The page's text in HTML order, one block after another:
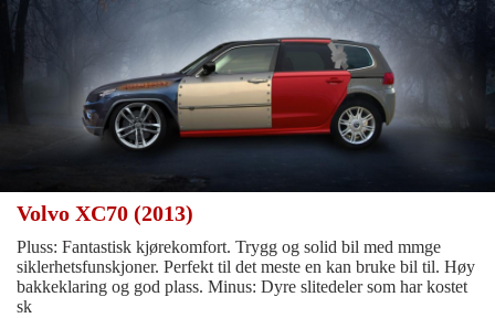
Volvo XC70 (2013)
Pluss: Fantastisk kjørekomfort. Trygg og solid bil med mmge
siklerhetsfunskjoner. Perfekt til det meste en kan bruke bil til. Høy
bakkeklaring og god plass. Minus: Dyre slitedeler som har kostet
sk